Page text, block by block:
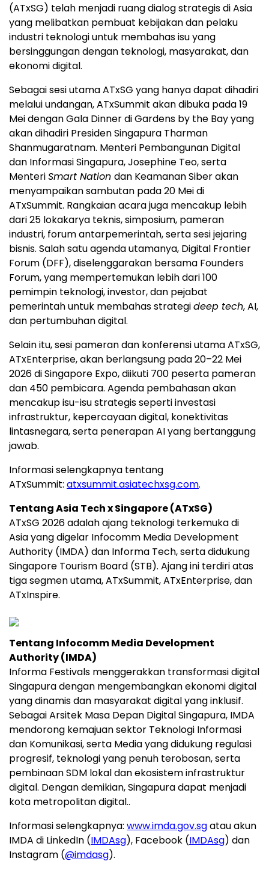
(ATxSG) telah menjadi ruang dialog strategis di Asia
yang melibatkan pembuat kebijakan dan pelaku
industri teknologi untuk membahas isu yang
bersinggungan dengan teknologi, masyarakat, dan
ekonomi digital.
Sebagai sesi utama ATxSG yang hanya dapat dihadiri
melalui undangan, ATxSummit akan dibuka pada 19
Mei dengan Gala Dinner di Gardens by the Bay yang
akan dihadiri Presiden Singapura Tharman
Shanmugaratnam. Menteri Pembangunan Digital
dan Informasi Singapura, Josephine Teo, serta
MenteriSmart Nation dan Keamanan Siber akan
menyampaikan sambutan pada 20 Mei di
ATxSummit. Rangkaian acara juga mencakup lebih
dari 25 lokakarya teknis, simposium, pameran
industri, forum antarpemerintah, serta sesi jejaring
bisnis. Salah satu agenda utamanya, Digital Frontier
Forum (DFF), diselenggarakan bersama Founders
Forum, yang mempertemukan lebih dari 100
pemimpin teknologi, investor, dan pejabat
pemerintah untuk membahas strategideep tech, AI,
dan pertumbuhan digital.
Selain itu, sesi pameran dan konferensi utama ATxSG,
ATxEnterprise, akan berlangsung pada 20–22 Mei
2026 di Singapore Expo, diikuti 700 peserta pameran
dan 450 pembicara. Agenda pembahasan akan
mencakup isu-isu strategis seperti investasi
infrastruktur, kepercayaan digital, konektivitas
lintasnegara, serta penerapan AI yang bertanggung
jawab.
Informasi selengkapnya tentang
ATxSummit: atxsummit.asiatechxsg.com.
Tentang Asia Tech x Singapore (ATxSG)
ATxSG 2026 adalah ajang teknologi terkemuka di
Asia yang digelar Infocomm Media Development
Authority (IMDA) dan Informa Tech, serta didukung
Singapore Tourism Board (STB). Ajang ini terdiri atas
tiga segmen utama, ATxSummit, ATxEnterprise, dan
ATxInspire.
Tentang Infocomm Media Development
Authority (IMDA)
Informa Festivals menggerakkan transformasi digital
Singapura dengan mengembangkan ekonomi digital
yang dinamis dan masyarakat digital yang inklusif.
Sebagai Arsitek Masa Depan Digital Singapura, IMDA
mendorong kemajuan sektor Teknologi Informasi
dan Komunikasi, serta Media yang didukung regulasi
progresif, teknologi yang penuh terobosan, serta
pembinaan SDM lokal dan ekosistem infrastruktur
digital. Dengan demikian, Singapura dapat menjadi
kota metropolitan digital..
Informasi selengkapnya: www.imda.gov.sgatau akun
IMDA di LinkedIn (IMDAsg), Facebook (IMDAsg) dan
Instagram (@imdasg).